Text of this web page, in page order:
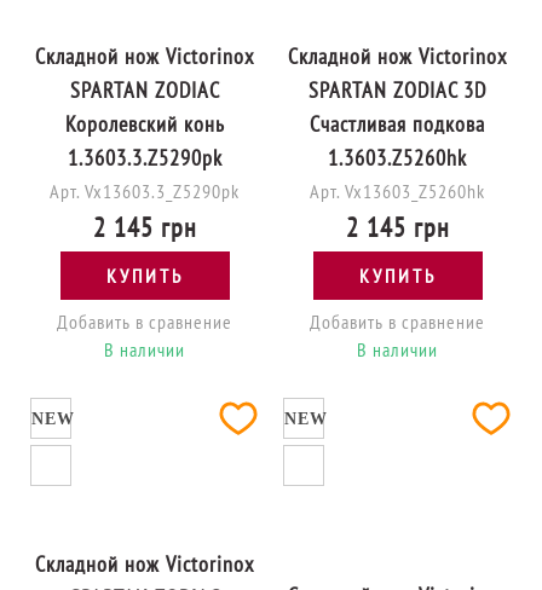
Складной нож Victorinox
SPARTAN ZODIAC
Королевский конь
1.3603.3.Z5290pk
Арт. Vx13603.3_Z5290pk
2 145 грн
КУПИТЬ
Добавить в сравнение
В наличии
Складной нож Victorinox
SPARTAN ZODIAC 3D
Счастливая подкова
1.3603.Z5260hk
Арт. Vx13603_Z5260hk
2 145 грн
КУПИТЬ
Добавить в сравнение
В наличии
NEW
Складной нож Victorinox
NEW